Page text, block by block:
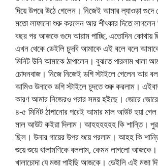
দিয়ে উপরে উঠে গেলেন। নিজেই আমার ল্যাওড়া গুদে
মতো লাফানো শুরু করলেন আর শীৎকার দিতে
বছর পর আজকে গুদে আরাম পাচ্ছি, এতোদিন কোথায়
এখন থেকে ডেইলি চুদবি আমাকে এই বলে বলে
মিনিট উনি আমাকে ঠাপালেন। বুঝতে পারলাম খালা
চোদনবাজ। নিজে নিজেই ডগি স্টাইলে গেলেন আর
আমিও উনাকে ডগি স্টাইলে চুদতে শুরু করলাম।
কারণ আমার নিজেরও পরার সময় হইছে। জোরে জোরে
৪-৫ মিনিট ঠাপানোর পরেই আমার মাল আউট হয়া
মাল আউট কইরা দিলাম। আহহহহহহ কি শান্তি।
ছিল। উনার গায়ের উপর শুয়ে পরলাম। আহহ কি
শুয়ে শুয়ে খালামণিকে বললাম, কেমন লাগলো
খালাচোদা যে মজা পাইছি আজকে। ডেইলি এই মজা